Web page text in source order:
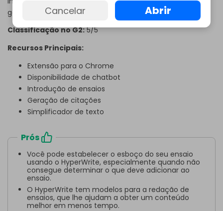
geração de citações e muito mais.
Classificação no G2: 5/5
Recursos Principais:
Extensão para o Chrome
Disponibilidade de chatbot
Introdução de ensaios
Geração de citações
Simplificador de texto
Prós
Você pode estabelecer o esboço do seu ensaio
usando o HyperWrite, especialmente quando não
consegue determinar o que deve adicionar ao
ensaio.
O HyperWrite tem modelos para a redação de
ensaios, que lhe ajudam a obter um conteúdo
melhor em menos tempo.
Cancelar Abrir